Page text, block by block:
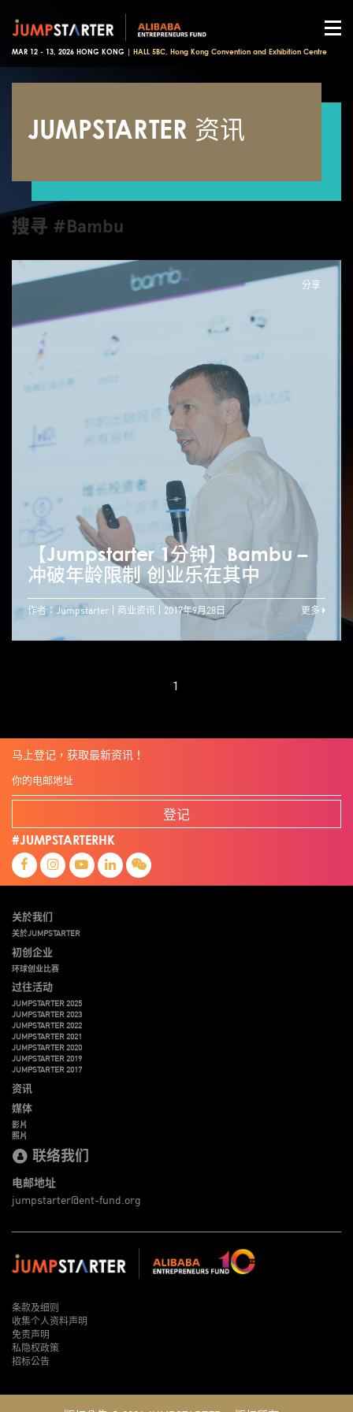
MAR 12 - 13, 2026 HONG KONG | HALL 5BC, Hong Kong Convention and Exhibition Centre
JUMPSTARTER 资讯
搜寻 #Bambu
分享
【Jumpstarter 1分钟】Bambu –
冲破年龄限制 创业乐在其中
作者：Jumpstarter 商业资讯 2017年9月28日 更多
1
马上登记，获取最新资讯！
登记
#JUMPSTARTERHK
关於我们
关於JUMPSTARTER
初创企业
环球创业比赛
过往活动
JUMPSTARTER 2025
JUMPSTARTER 2023
JUMPSTARTER 2022
JUMPSTARTER 2021
JUMPSTARTER 2020
JUMPSTARTER 2019
JUMPSTARTER 2017
资讯
媒体
影片
照片
联络我们
电邮地址
jumpstarter@ent-fund.org
条款及细则
收集个人资料声明
免责声明
私隐权政策
招标公告